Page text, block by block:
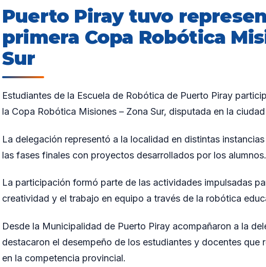
Puerto Piray tuvo
primera Copa Robótica
Sur
Estudiantes de la Escuela de Robótica de Puerto Piray
la Copa Robótica Misiones – Zona Sur, disputada en la
La delegación representó a la localidad en distintas
las fases finales con proyectos desarrollados por los alumnos.
La participación formó parte de las actividades impulsadas
creatividad y el trabajo en equipo a través de la robótica
Desde la Municipalidad de Puerto Piray acompañaron a la
destacaron el desempeño de los estudiantes y docentes que
en la competencia provincial.